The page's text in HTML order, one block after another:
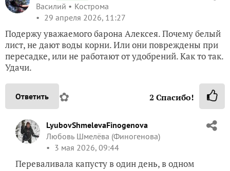
Василий
Кострома
29 апреля 2026, 11:27
Подержу уважаемого барона Алексея. Почему белый
лист, не дают воды корни. Или они повреждены при
пересадке, или не работают от удобрений. Как то так.
Удачи.
Ответить ✿ 2 Спасибо!
LyubovShmelevaFinogenova
Любовь Шмелёва (Финогенова)
3 мая 2026, 09:44
Переваливала капусту в один день, в одном